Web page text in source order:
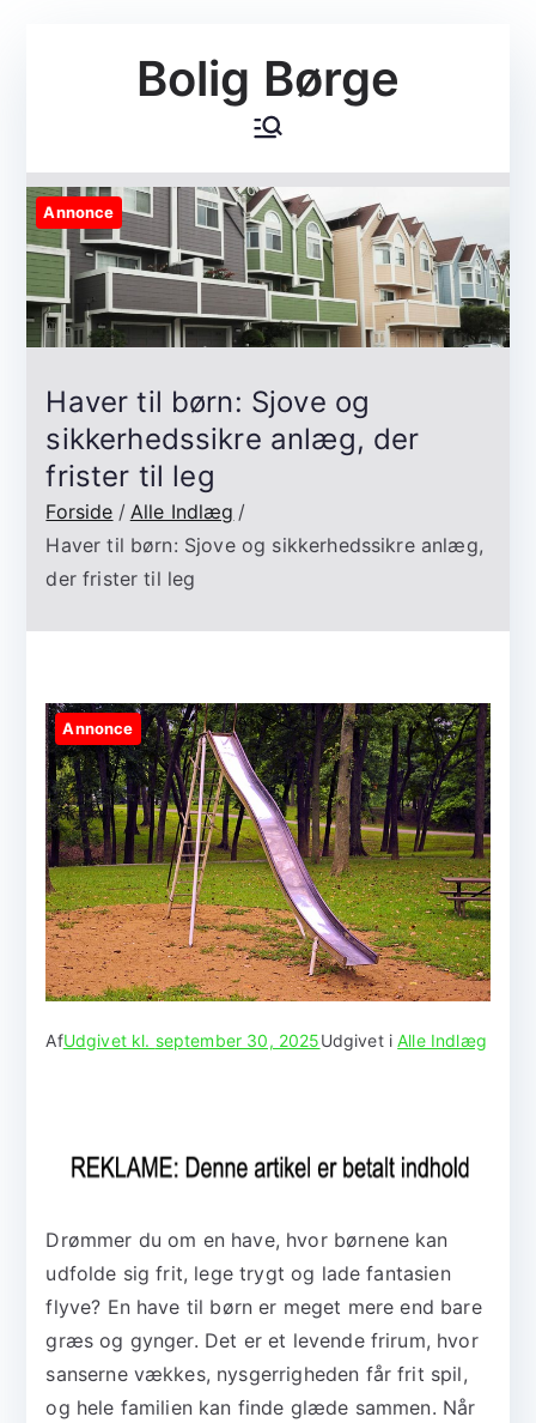
Bolig Børge
Annonce
Haver til børn: Sjove og
sikkerhedssikre anlæg, der
frister til leg
Forside
Alle Indlæg
Haver til børn: Sjove og sikkerhedssikre anlæg,
der frister til leg
Annonce
AfUdgivet kl. september 30, 2025Udgivet iAlle Indlæg
Drømmer du om en have, hvor børnene kan
udfolde sig frit, lege trygt og lade fantasien
flyve? En have til børn er meget mere end bare
græs og gynger. Det er et levende frirum, hvor
sanserne vækkes, nysgerrigheden får frit spil,
og hele familien kan finde glæde sammen. Når